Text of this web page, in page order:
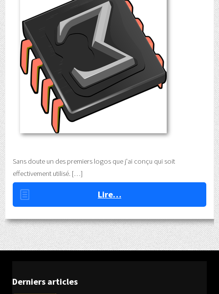
Sans doute un des premiers logos que j'ai conçu qui soit
effectivement utilisé.
Lire…
Derniers articles